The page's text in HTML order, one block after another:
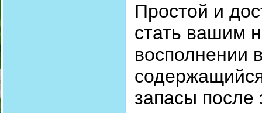
Простой и
стать вашим
восполнении
запасы